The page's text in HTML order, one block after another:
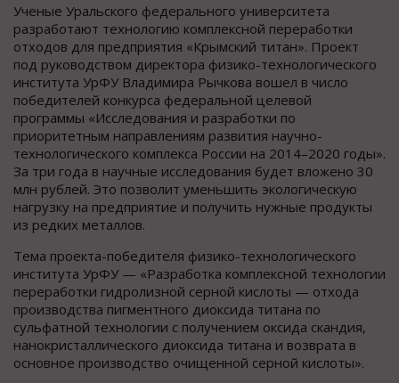
Ученые Уральского федерального университета
разработают технологию комплексной переработки
отходов для предприятия «Крымский титан». Проект
под руководством директора физико-технологического
института УрФУ Владимира Рычкова вошел в число
победителей конкурса федеральной целевой
программы «Исследования и разработки по
приоритетным направлениям развития научно-
технологического комплекса России на 2014–2020 годы».
За три года в научные исследования будет вложено 30
млн рублей. Это позволит уменьшить экологическую
нагрузку на предприятие и получить нужные продукты
из редких металлов.
Тема проекта-победителя физико-технологического
института УрФУ — «Разработка комплексной технологии
переработки гидролизной серной кислоты — отхода
производства пигментного диоксида титана по
сульфатной технологии с получением оксида скандия,
нанокристаллического диоксида титана и возврата в
основное производство очищенной серной кислоты».